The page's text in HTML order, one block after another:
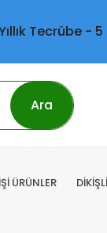
Tecrübe -
Ara
ÜRÜNLER